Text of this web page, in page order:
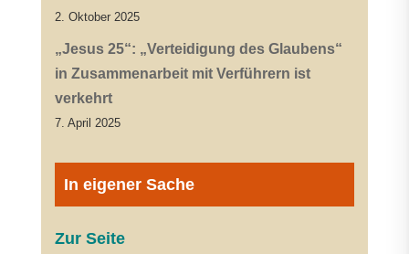
2. Oktober 2025
„Jesus 25“: „Verteidigung des Glaubens“
in Zusammenarbeit mit Verführern ist
verkehrt
7. April 2025
In eigener Sache
Zur Seite